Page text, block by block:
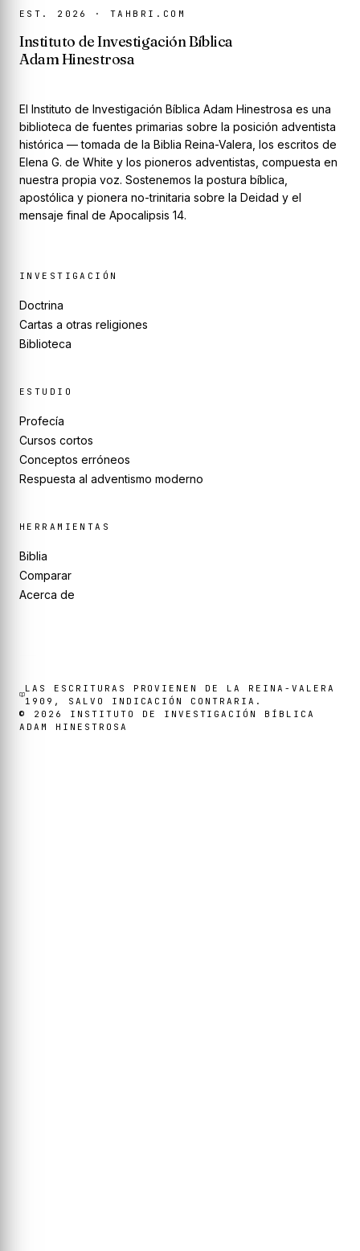
EST. 2026 · TAHBRI.COM
Instituto de Investigación Bíblica
Adam Hinestrosa
El Instituto de Investigación Bíblica Adam Hinestrosa es una
biblioteca de fuentes primarias sobre la posición adventista
histórica — tomada de la Biblia Reina-Valera, los escritos de
Elena G. de White y los pioneros adventistas, compuesta en
nuestra propia voz. Sostenemos la postura bíblica,
apostólica y pionera no-trinitaria sobre la Deidad y el
mensaje final de Apocalipsis 14.
INVESTIGACIÓN
Doctrina
Cartas a otras religiones
Biblioteca
ESTUDIO
Profecía
Cursos cortos
Conceptos erróneos
Respuesta al adventismo moderno
HERRAMIENTAS
Biblia
Comparar
Acerca de
LAS ESCRITURAS PROVIENEN DE LA REINA-VALERA
1909, SALVO INDICACIÓN CONTRARIA.
© 2026
INSTITUTO DE INVESTIGACIÓN BÍBLICA
ADAM HINESTROSA